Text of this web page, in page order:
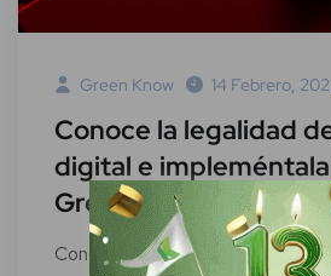
Green Know 14 Febrero,
Conoce la legalidad
digital e
Green Know y Adobe
Conoce la legalidad de la firma